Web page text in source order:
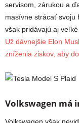
servisom, zárukou a
masívne strácať svoju
však pridávajú aj
Už dávnejšie Elon
zníženia ziskov, aby
Volkswagen má